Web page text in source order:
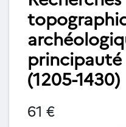
principauté
(1205-1430)
61 €